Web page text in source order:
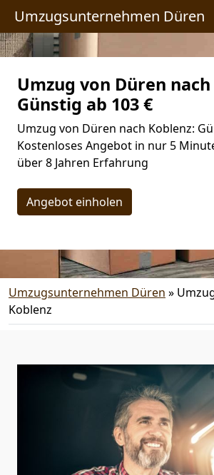
Umzugsunternehmen Düren
Umzug von Düren
Günstig ab 103 €
Umzug von Düren nach Koblenz:
Kostenloses Angebot in nur 5
über 8 Jahren Erfahrung
Angebot einholen
Umzugsunternehmen Düren »
Koblenz